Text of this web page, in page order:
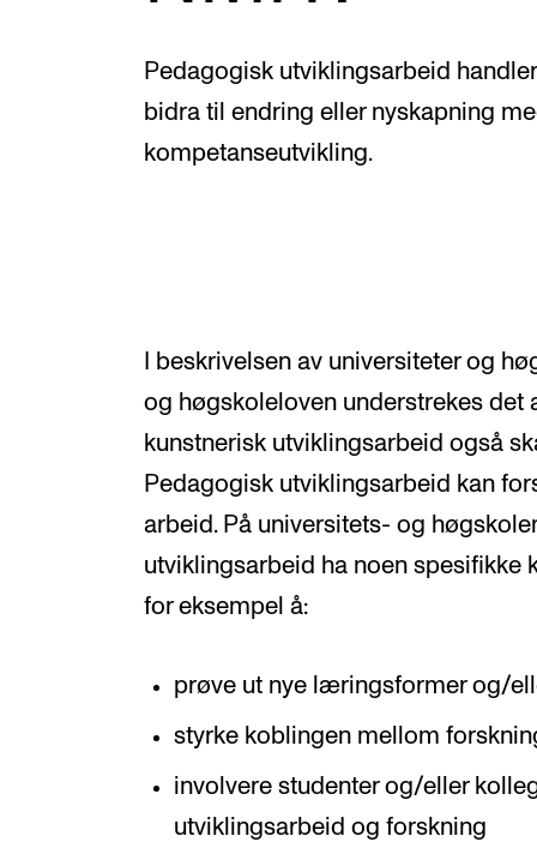
For ph.d.-programmet i kunstnerisk
utviklingsarbeid
For ph.d.-programmet i musikkforskning
Forskningsetikk
Pedagogisk utviklingsarbeid
bidra til endring eller nyskapning
kompetanseutvikling.
I beskrivelsen av universiteter og
og høgskoleloven understrekes det
kunstnerisk utviklingsarbeid også
Pedagogisk utviklingsarbeid kan
arbeid. På universitets- og
utviklingsarbeid ha noen spesifikke
for eksempel å:
prøve ut nye læringsformer og/
styrke koblingen mellom
involvere studenter og/eller
utviklingsarbeid og forskning